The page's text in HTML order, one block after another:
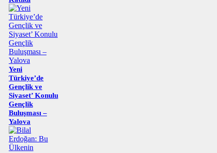
Yeni
Türkiye’de
Gençlik ve
Siyaset’ Konulu
Gençlik
Buluşması –
Yalova